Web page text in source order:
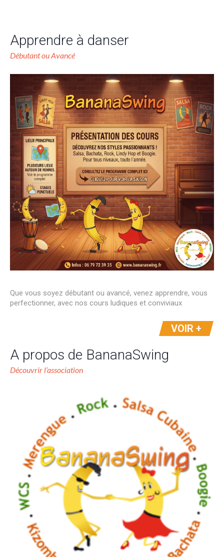
Apprendre à danser
Débutant ou Avancé
Que vous soyez débutant ou avancé, venez apprendre, vous
perfectionner, avec nos cours ludiques et conviviaux
VOIR +
A propos de BananaSwing
Découvrir l’association